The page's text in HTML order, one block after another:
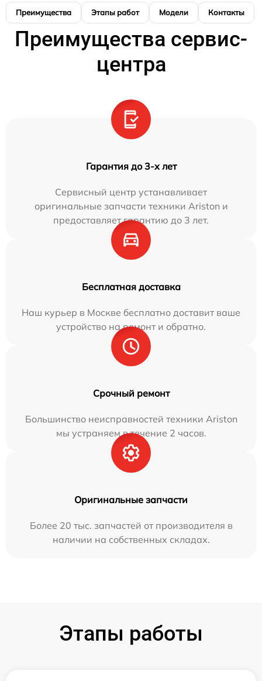
Преимущества Этапы работ Модели Контакты
Преимущества сервис-
центра
Гарантия до 3-х лет
Сервисный центр устанавливает
оригинальные запчасти техники Ariston и
предоставляет гарантию до 3 лет.
Бесплатная доставка
Наш курьер в Москве бесплатно доставит ваше
устройство на ремонт и обратно.
Срочный ремонт
Большинство неисправностей техники Ariston
мы устраняем в течение 2 часов.
Оригинальные запчасти
Более 20 тыс. запчастей от производителя в
наличии на собственных складах.
Этапы работы